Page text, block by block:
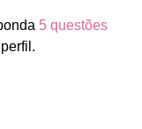
5 questões